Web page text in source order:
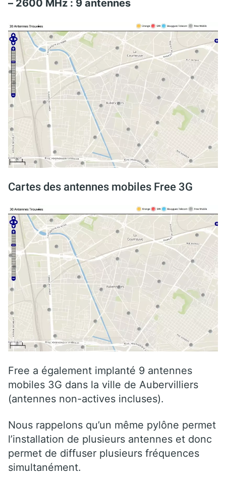
– 2600 MHz : 9 antennes
Cartes des antennes mobiles Free 3G
Free a également implanté 9 antennes
mobiles 3G dans la ville de Aubervilliers
(antennes non-actives incluses).
Nous rappelons qu’un même pylône permet
l’installation de plusieurs antennes et donc
permet de diffuser plusieurs fréquences
simultanément.